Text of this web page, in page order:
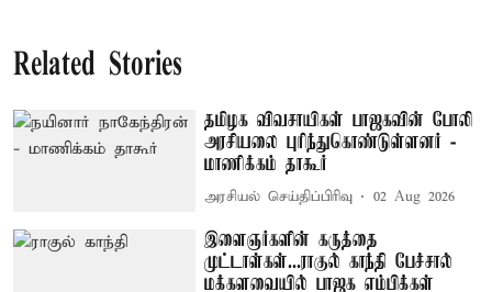
Related Stories
தமிழக விவசாயிகள் பாஜகவின் போலி
அரசியலை புரிந்துகொண்டுள்ளனர் -
மாணிக்கம் தாகூர்
அரசியல் செய்திப்பிரிவு 02 Aug 2026
இளைஞர்களின் கருத்தை
முட்டாள்கள்...ராகுல் காந்தி பேச்சால்
மக்களவையில் பாஜக எம்பிக்கள்